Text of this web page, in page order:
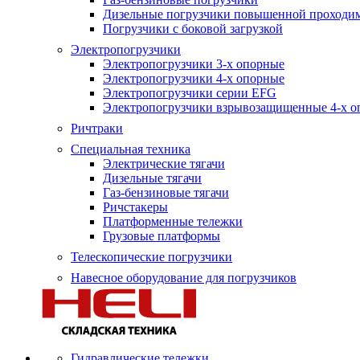
Дизельные погрузчики повышенной
Погрузчики с боковой загрузкой
Электропогрузчики
Электропогрузчики 3-х опорные
Электропогрузчики 4-х опорные
Электропогрузчики серии EFG
Электропогрузчики взрывозащищенные 4-х
Ричтраки
Специальная техника
Электрические тягачи
Дизельные тягачи
Газ-бензиновые тягачи
Ричстакеры
Платформенные тележки
Грузовые платформы
Телескопические погрузчики
Навесное оборудование для погрузчиков